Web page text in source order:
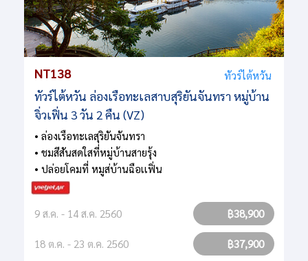
NT138 ทัวร์ไต้หวัน
ทัวร์ไต้หวัน ล่องเรือทะเลสาบสุริยันจันทรา หมู่บ้าน
จิ่วเฟิ่น 3 วัน 2 คืน (VZ)
• ล่องเรือทะเลสุริยันจันทรา
• ชมสีสันสดใสที่หมู่บ้านสายรุ้ง
• ปล่อยโคมที่ หมูส่บ้านฉือเเฟิ่น
9 ส.ค. - 14 ส.ค. 2560 ฿38,900
18 ต.ค. - 23 ต.ค. 2560 ฿37,900